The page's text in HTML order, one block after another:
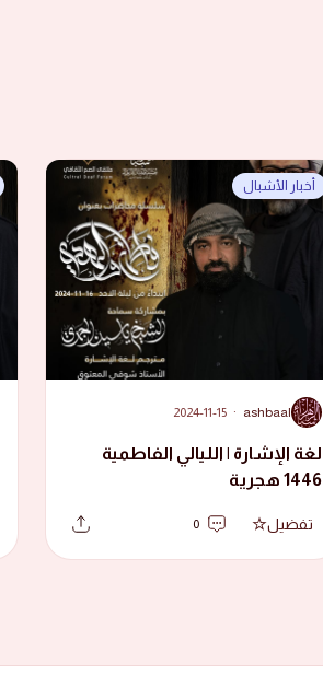
أخبار الأشبال
A
ashbaal
·
2024-11-15
لغة الإشارة | الليالي الفاطمية
1446 هجرية
تفضيل 0